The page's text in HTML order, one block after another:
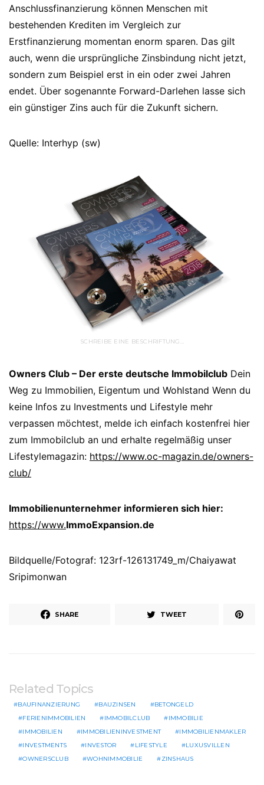
Anschlussfinanzierung können Menschen mit
bestehenden Krediten im Vergleich zur
Erstfinanzierung momentan enorm sparen. Das gilt
auch, wenn die ursprüngliche Zinsbindung nicht jetzt,
sondern zum Beispiel erst in ein oder zwei Jahren
endet. Über sogenannte Forward-Darlehen lasse sich
ein günstiger Zins auch für die Zukunft sichern.
Quelle: Interhyp (sw)
SCHREIBE EINE BESCHRIFTUNG…
Owners Club – Der erste deutsche Immobilclub Dein
Weg zu Immobilien, Eigentum und Wohlstand Wenn du
keine Infos zu Investments und Lifestyle mehr
verpassen möchtest, melde ich einfach kostenfrei hier
zum Immobilclub an und erhalte regelmäßig unser
Lifestylemagazin: https://www.oc-magazin.de/owners-
club/
Immobilienunternehmer informieren sich hier:
https://www.ImmoExpansion.de
Bildquelle/Fotograf: 123rf-126131749_m/Chaiyawat
Sripimonwan
SHARE TWEET
Related Topics
BAUFINANZIERUNG BAUZINSEN
BETONGELD
FERIENIMMOBILIEN
IMMOBILCLUB
IMMOBILIE
IMMOBILIEN
IMMOBILIENINVESTMENT
IMMOBILIENMAKLER
INVESTMENTS
INVESTOR LIFESTYLE
LUXUSVILLEN
OWNERSCLUB
WOHNIMMOBILIE ZINSHAUS